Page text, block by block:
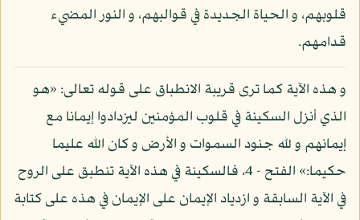
قلوبهم، و الحياة الجديدة في قوالبهم، و النور المضيء
قدامهم.
و هذه الآية كما ترى قريبة الانطباق على قوله تعالى: «هو
الذي أنزل السكينة في قلوب المؤمنين ليزدادوا إيمانا مع
إيمانهم و لله جنود السموات و الأرض و كان الله عليما
حكيما:» الفتح - 4، فالسكينة في هذه الآية تنطبق على الروح
في الآية السابقة و ازدياد الإيمان على الإيمان في هذه على كتابة